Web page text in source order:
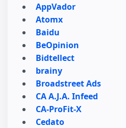
AppVador
Atomx
Baidu
BeOpinion
Bidtellect
brainy
Broadstreet Ads
CA A.J.A. Infeed
CA-ProFit-X
Cedato